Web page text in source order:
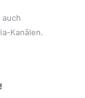
auch
Kanälen.